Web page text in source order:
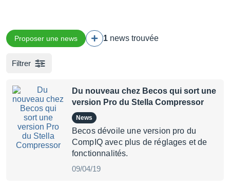
Proposer une news 1 news trouvée
Filtrer
Du nouveau chez Becos qui sort une
version Pro du Stella Compressor
News
Becos dévoile une version pro du
CompIQ avec plus de réglages et de
fonctionnalités.
09/04/19